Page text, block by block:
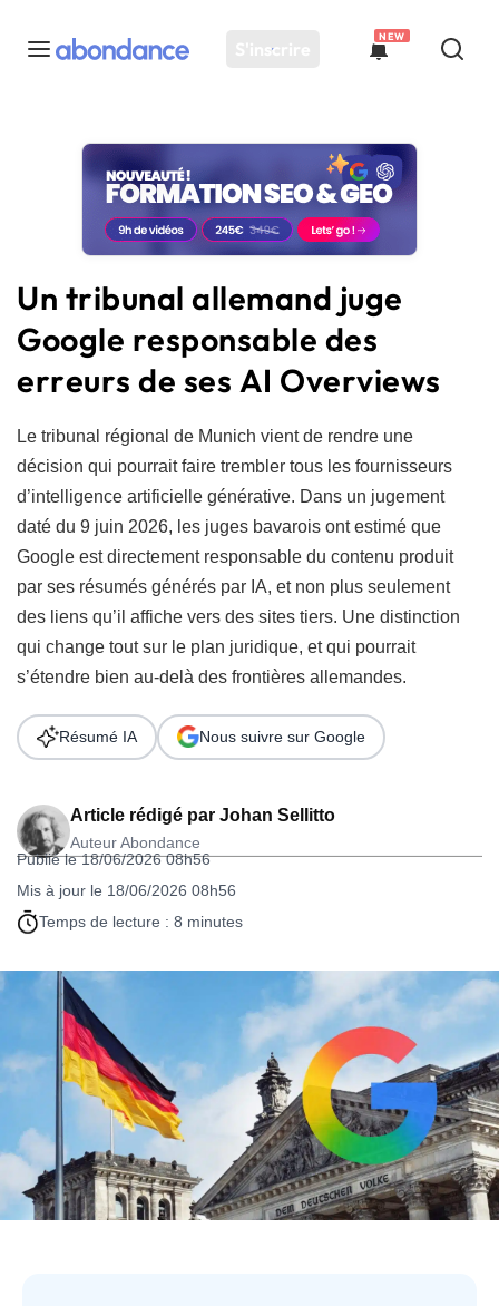
S'inscrire
NEW
Toutes les actus
Actus SEO
Plateforme
Solutions
Ressources
Audit SEO
Un tribunal allemand juge
Google responsable des
erreurs de ses AI Overviews
Article rédigé par Johan Sellitto
Auteur Abondance
Publié le 18/06/2026 08h56
Mis à jour le 18/06/2026 08h56
Temps de lecture : 8 minutes
Résumé IA Nous suivre sur Google
Le tribunal régional de Munich vient de rendre une
décision qui pourrait faire trembler tous les fournisseurs
d’intelligence artificielle générative. Dans un jugement
daté du 9 juin 2026, les juges bavarois ont estimé que
Google est directement responsable du contenu produit
par ses résumés générés par IA, et non plus seulement
des liens qu’il affiche vers des sites tiers. Une distinction
qui change tout sur le plan juridique, et qui pourrait
s’étendre bien au-delà des frontières allemandes.